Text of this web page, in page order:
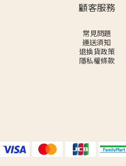
顧客服務
常見問題
運送須知
退換貨政策
隱私權條款